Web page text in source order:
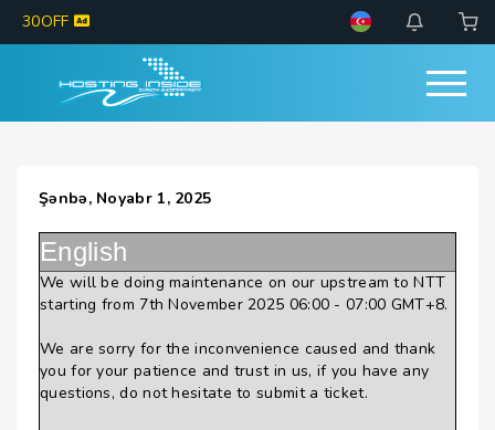
30OFF
Şənbə, Noyabr 1, 2025
English
We will be doing maintenance on our upstream to NTT
starting from 7th November 2025 06:00 - 07:00 GMT+8.
We are sorry for the inconvenience caused and thank
you for your patience and trust in us, if you have any
questions, do not hesitate to submit a ticket.